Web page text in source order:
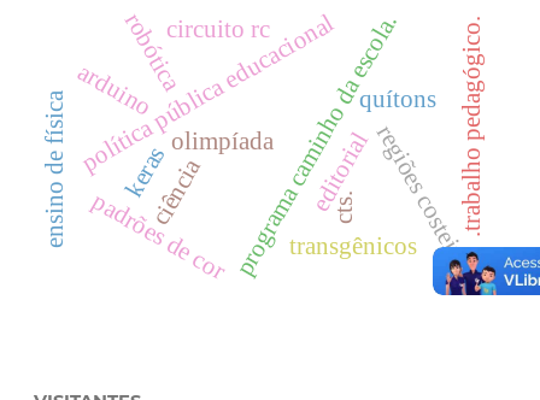
editorial
olimpíada
política pública educacional
programa caminho da escola.
padrões de cor
quítons
regiões costeiras
robótica
keras
transgênicos
cts.
ensino de física .trabalho pedagógico.
ciência
arduino
circuito rc